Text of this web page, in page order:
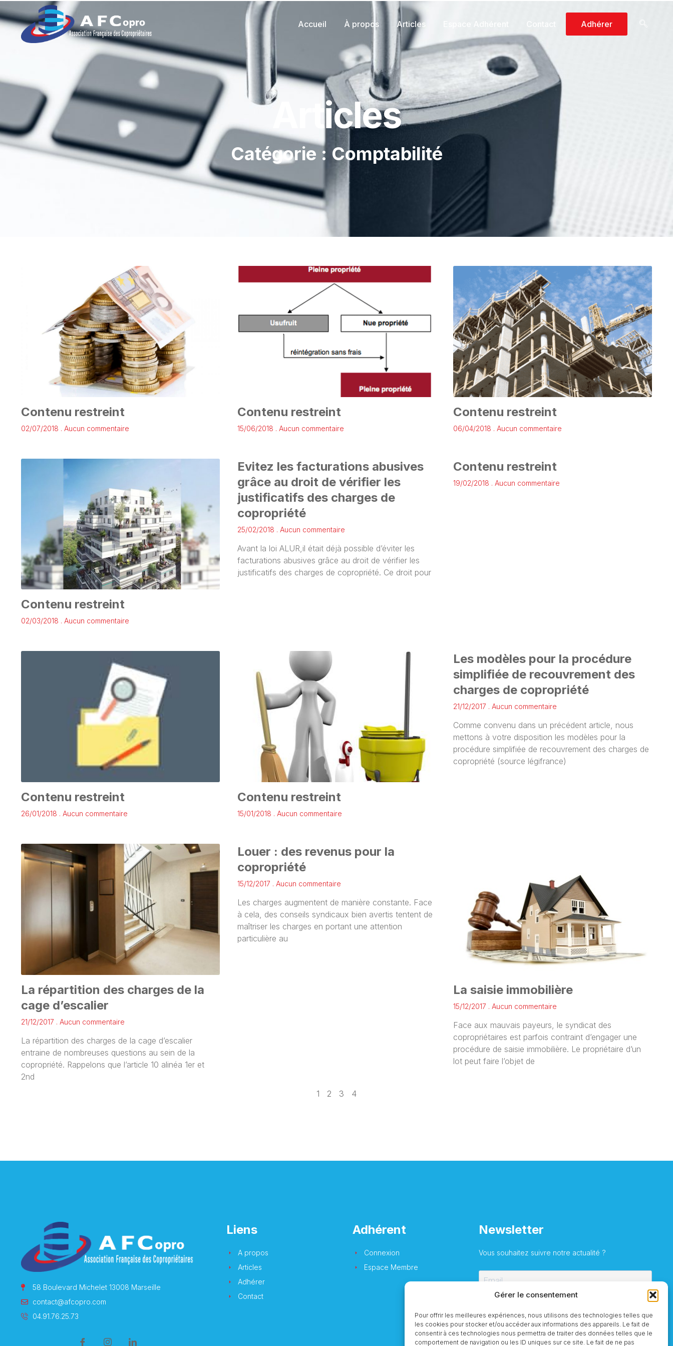
Gérer le consentement
Pour offrir les meilleures expériences, nous utilisons des technologies telles que
les cookies pour stocker et/ou accéder aux informations des appareils. Le fait de
consentir à ces technologies nous permettra de traiter des données telles que le
comportement de navigation ou les ID uniques sur ce site. Le fait de ne pas
Accueil À propos Articles Adhérer
Articles
Catégorie : Comptabilité
Contenu restreint
02/07/2018 Aucun commentaire
Contenu restreint
15/06/2018 Aucun commentaire
Contenu restreint
06/04/2018 Aucun commentaire
Contenu restreint
02/03/2018 Aucun commentaire
Evitez les facturations abusives
grâce au droit de vérifier les
justificatifs des charges de
copropriété
25/02/2018 Aucun commentaire
Avant la loi ALUR,il était déjà possible d’éviter les
facturations abusives grâce au droit de vérifier les
justificatifs des charges de copropriété. Ce droit pour
Contenu restreint
19/02/2018 Aucun commentaire
Contenu restreint
26/01/2018 Aucun commentaire
Contenu restreint
15/01/2018 Aucun commentaire
Les modèles pour la procédure
simplifiée de recouvrement des
charges de copropriété
21/12/2017 Aucun commentaire
Comme convenu dans un précédent article, nous
mettons à votre disposition les modèles pour la
procédure simplifiée de recouvrement des charges de
copropriété (source légifrance)
La répartition des charges de la
cage d’escalier
21/12/2017 Aucun commentaire
La répartition des charges de la cage d’escalier
entraine de nombreuses questions au sein de la
copropriété. Rappelons que l’article 10 alinéa 1er et
2nd
Louer : des revenus pour la
copropriété
15/12/2017 Aucun commentaire
Les charges augmentent de manière constante. Face
à cela, des conseils syndicaux bien avertis tentent de
maîtriser les charges en portant une attention
particulière au
La saisie immobilière
15/12/2017 Aucun commentaire
Face aux mauvais payeurs, le syndicat des
copropriétaires est parfois contraint d’engager une
procédure de saisie immobilière. Le propriétaire d’un
lot peut faire l’objet de
1 2 3 4
58 Boulevard Michelet 13008 Marseille
contact@afcopro.com
04.91.76.25.73
Liens
A propos
Articles
Adhérer
Contact
Adhérent
Connexion
Espace Membre
Newsletter
Vous souhaitez suivre notre actualité ?